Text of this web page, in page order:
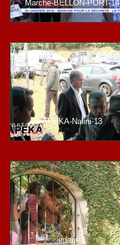
Marche-BELLON-PORT-14
APEKA-Nalini-13
image-1